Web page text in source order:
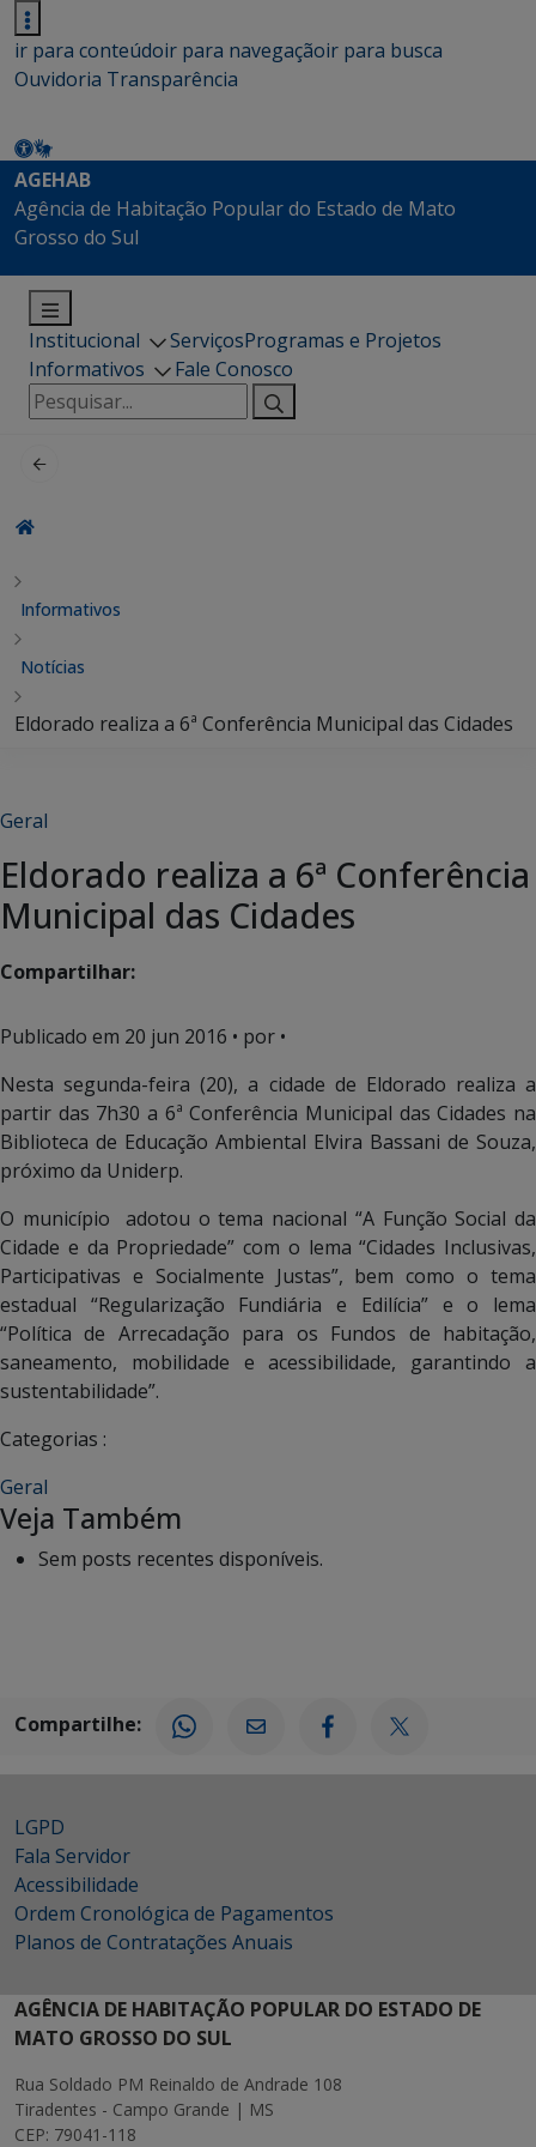
ir para conteúdoir para navegaçãoir para busca
Ouvidoria Transparência
AGEHAB
Agência de Habitação Popular do Estado de Mato
Grosso do Sul
Institucional ServiçosProgramas e Projetos
Informativos
Fale Conosco
Pesquisar
por:
Informativos
Notícias
Eldorado realiza a 6ª Conferência Municipal das Cidades
Geral
Eldorado realiza a 6ª Conferência
Municipal das Cidades
Compartilhar:
Publicado em 20 jun 2016 • por •
Nesta segunda-feira (20), a cidade de Eldorado realiza a
partir das 7h30 a 6ª Conferência Municipal das Cidades na
Biblioteca de Educação Ambiental Elvira Bassani de Souza,
próximo da Uniderp.
O município adotou o tema nacional “A Função Social da
Cidade e da Propriedade” com o lema “Cidades Inclusivas,
Participativas e Socialmente Justas”, bem como o tema
estadual “Regularização Fundiária e Edilícia” e o lema
“Política de Arrecadação para os Fundos de habitação,
saneamento, mobilidade e acessibilidade, garantindo a
sustentabilidade”.
Categorias :
Geral
Veja Também
Sem posts recentes disponíveis.
Compartilhe:
LGPD
Fala Servidor
Acessibilidade
Ordem Cronológica de Pagamentos
Planos de Contratações Anuais
AGÊNCIA DE HABITAÇÃO POPULAR DO ESTADO DE
MATO GROSSO DO SUL
Rua Soldado PM Reinaldo de Andrade 108
Tiradentes - Campo Grande | MS
CEP: 79041-118